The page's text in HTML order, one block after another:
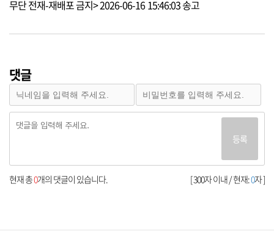
무단 전재-재배포 금지> 2026-06-16 15:46:03 송고
댓글
등록
[ 300자 이내 / 현재:0자 ]
현재 총0개의 댓글이 있습니다.